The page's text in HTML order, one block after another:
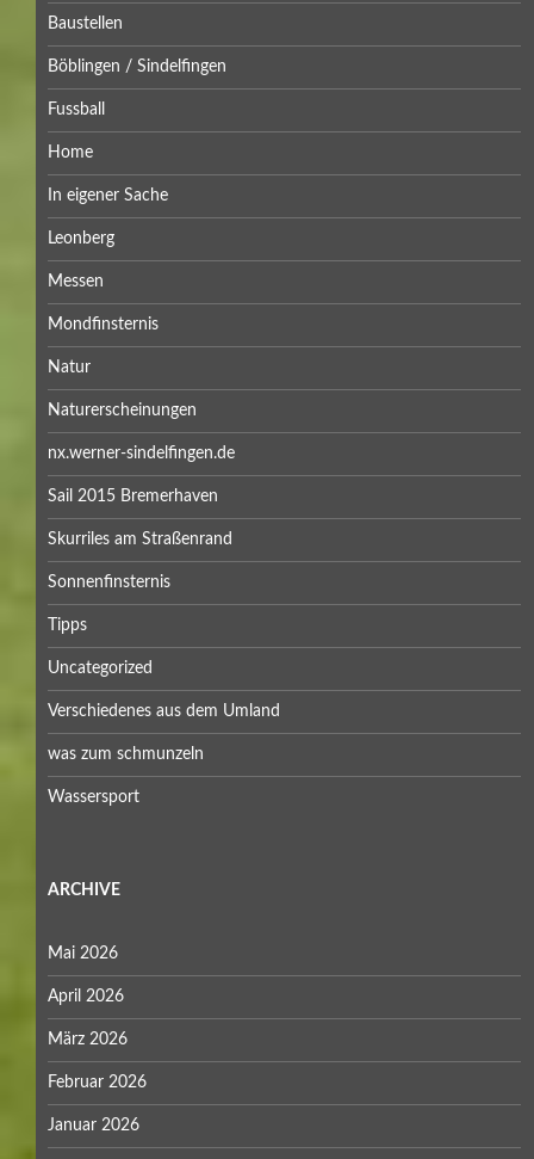
Baustellen
Böblingen / Sindelfingen
Fussball
Home
In eigener Sache
Leonberg
Messen
Mondfinsternis
Natur
Naturerscheinungen
nx.werner-sindelfingen.de
Sail 2015 Bremerhaven
Skurriles am Straßenrand
Sonnenfinsternis
Tipps
Uncategorized
Verschiedenes aus dem Umland
was zum schmunzeln
Wassersport
ARCHIVE
Mai 2026
April 2026
März 2026
Februar 2026
Januar 2026